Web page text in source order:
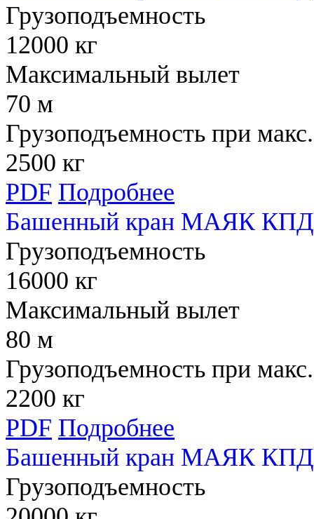
Грузоподъемность
12000 кг
Максимальный вылет
70 м
Грузоподъемность при
2500 кг
PDF Подробнее
Башенный кран МАЯК КПД
Грузоподъемность
16000 кг
Максимальный вылет
80 м
Грузоподъемность при
2200 кг
PDF Подробнее
Башенный кран МАЯК КПД
Грузоподъемность